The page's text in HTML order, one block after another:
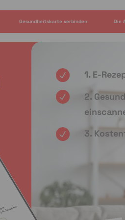
Gesundheitskarte verbinden Die
1. E-
2.
3.